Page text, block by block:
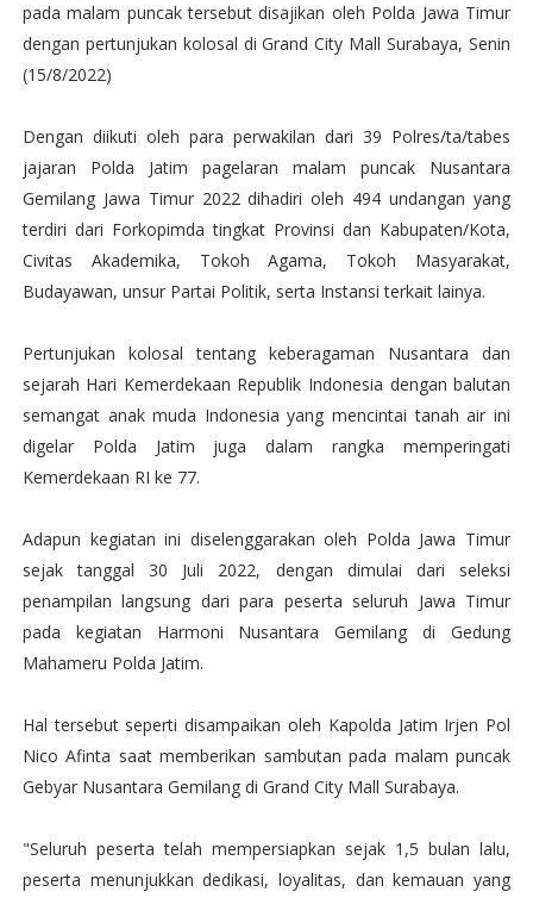
pada malam puncak tersebut disajikan oleh Polda Jawa Timur
dengan pertunjukan kolosal di Grand City Mall Surabaya, Senin
(15/8/2022)
Dengan diikuti oleh para perwakilan dari 39 Polres/ta/tabes
jajaran Polda Jatim pagelaran malam puncak Nusantara
Gemilang Jawa Timur 2022 dihadiri oleh 494 undangan yang
terdiri dari Forkopimda tingkat Provinsi dan Kabupaten/Kota,
Civitas Akademika, Tokoh Agama, Tokoh Masyarakat,
Budayawan, unsur Partai Politik, serta Instansi terkait lainya.
Pertunjukan kolosal tentang keberagaman Nusantara dan
sejarah Hari Kemerdekaan Republik Indonesia dengan balutan
semangat anak muda Indonesia yang mencintai tanah air ini
digelar Polda Jatim juga dalam rangka memperingati
Kemerdekaan RI ke 77.
Adapun kegiatan ini diselenggarakan oleh Polda Jawa Timur
sejak tanggal 30 Juli 2022, dengan dimulai dari seleksi
penampilan langsung dari para peserta seluruh Jawa Timur
pada kegiatan Harmoni Nusantara Gemilang di Gedung
Mahameru Polda Jatim.
Hal tersebut seperti disampaikan oleh Kapolda Jatim Irjen Pol
Nico Afinta saat memberikan sambutan pada malam puncak
Gebyar Nusantara Gemilang di Grand City Mall Surabaya.
"Seluruh peserta telah mempersiapkan sejak 1,5 bulan lalu,
peserta menunjukkan dedikasi, loyalitas, dan kemauan yang